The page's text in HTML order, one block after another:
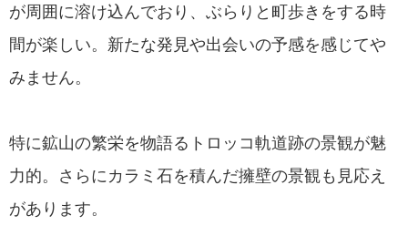
が周囲に溶け込んでおり、ぶらりと町歩きをする時
間が楽しい。新たな発見や出会いの予感を感じてや
みません。
特に鉱山の繁栄を物語るトロッコ軌道跡の景観が魅
力的。さらにカラミ石を積んだ擁壁の景観も見応え
があります。